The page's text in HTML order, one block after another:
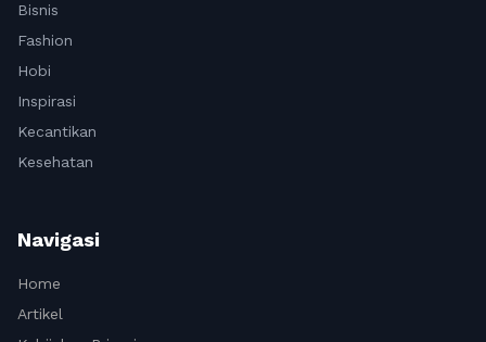
Bisnis
Fashion
Hobi
Inspirasi
Kecantikan
Kesehatan
Navigasi
Home
Artikel